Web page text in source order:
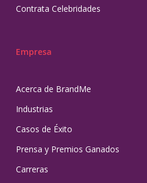
Contrata Celebridades
Empresa
Acerca de BrandMe
Industrias
Casos de Éxito
Prensa y Premios Ganados
Carreras